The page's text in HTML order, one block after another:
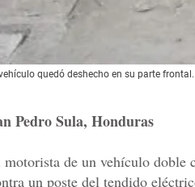
quedó deshecho en su parte frontal.
Pedro Sula, Honduras
de un vehículo doble
un poste del tendido